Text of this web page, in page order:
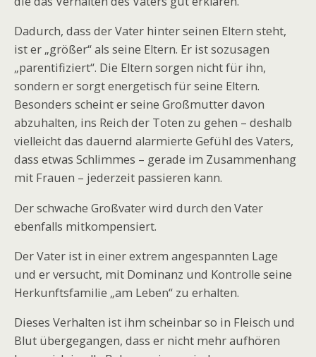
Dadurch, dass der Vater hinter seinen Eltern steht,
ist er „größer“ als seine Eltern. Er ist sozusagen
„parentifiziert“. Die Eltern sorgen nicht für ihn,
sondern er sorgt energetisch für seine Eltern.
Besonders scheint er seine Großmutter davon
abzuhalten, ins Reich der Toten zu gehen – deshalb
vielleicht das dauernd alarmierte Gefühl des Vaters,
dass etwas Schlimmes – gerade im Zusammenhang
mit Frauen – jederzeit passieren kann.
Der schwache Großvater wird durch den Vater
ebenfalls mitkompensiert.
Der Vater ist in einer extrem angespannten Lage
und er versucht, mit Dominanz und Kontrolle seine
Herkunftsfamilie „am Leben“ zu erhalten.
Dieses Verhalten ist ihm scheinbar so in Fleisch und
Blut übergegangen, dass er nicht mehr aufhören